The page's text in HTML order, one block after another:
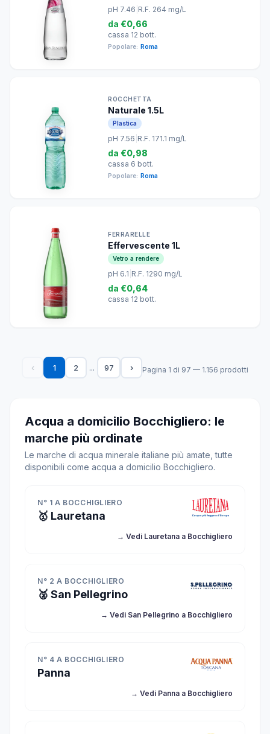
pH 7.46 R.F. 264 mg/L
da €0,66
cassa 12 bott.
Popolare: Roma
ROCCHETTA
Naturale 1.5L
Plastica
pH 7.56 R.F. 171.1 mg/L
da €0,98
cassa 6 bott.
Popolare: Roma
FERRARELLE
Effervescente 1L
Vetro a rendere
pH 6.1 R.F. 1290 mg/L
da €0,64
cassa 12 bott.
‹ 1 2 ... 97 › Pagina 1 di 97 — 1.156 prodotti
Acqua a domicilio Bocchigliero: le
marche più ordinate
Le marche di acqua minerale italiane più amate, tutte
disponibili come acqua a domicilio Bocchigliero.
N° 1 A BOCCHIGLIERO
🥇 Lauretana
→ Vedi Lauretana a Bocchigliero
N° 2 A BOCCHIGLIERO
🥈 San Pellegrino
→ Vedi San Pellegrino a Bocchigliero
N° 4 A BOCCHIGLIERO
Panna
→ Vedi Panna a Bocchigliero